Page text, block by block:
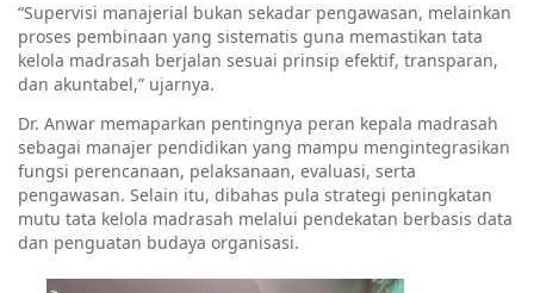
“Supervisi manajerial bukan sekadar pengawasan, melainkan
proses pembinaan yang sistematis guna memastikan tata
kelola madrasah berjalan sesuai prinsip efektif, transparan,
dan akuntabel,” ujarnya.
Dr. Anwar memaparkan pentingnya peran kepala madrasah
sebagai manajer pendidikan yang mampu mengintegrasikan
fungsi perencanaan, pelaksanaan, evaluasi, serta
pengawasan. Selain itu, dibahas pula strategi peningkatan
mutu tata kelola madrasah melalui pendekatan berbasis data
dan penguatan budaya organisasi.